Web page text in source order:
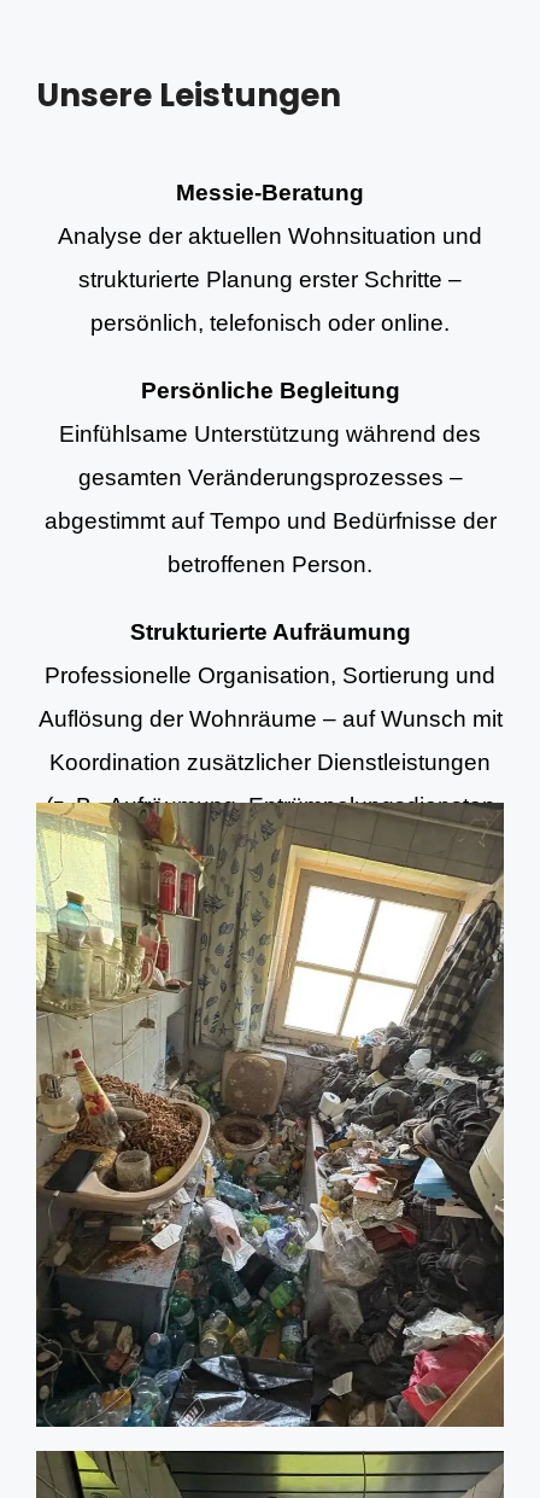
Unsere Leistungen
Messie-Beratung
Analyse der aktuellen Wohnsituation und
strukturierte Planung erster Schritte –
persönlich, telefonisch oder online.
Persönliche Begleitung
Einfühlsame Unterstützung während des
gesamten Veränderungsprozesses –
abgestimmt auf Tempo und Bedürfnisse der
betroffenen Person.
Strukturierte Aufräumung
Professionelle Organisation, Sortierung und
Auflösung der Wohnräume – auf Wunsch mit
Koordination zusätzlicher Dienstleistungen
(z. B. Aufräumung, Entrümpelungsdiensten
und Grundreinigung).